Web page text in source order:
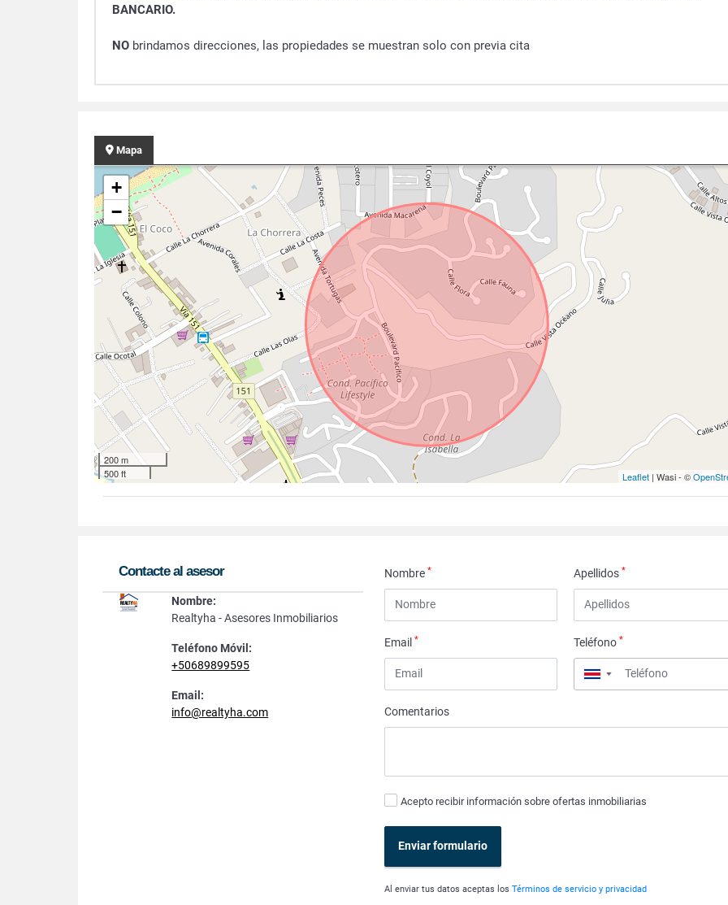
BANCARIO.
NO brindamos direcciones, las propiedades se muestran solo con previa cita
Mapa
+
−
200 m
500 ft
Leaflet | Wasi - ©
Contacte al asesor
Nombre:
Realtyha - Asesores Inmobiliarios
Teléfono Móvil:
+50689899595
Email:
info@realtyha.com
Nombre* Apellidos*
Email* Teléfono*
▼
Comentarios
Acepto recibir información sobre ofertas inmobiliarias
Enviar formulario
Al enviar tus datos aceptas losTérminos de servicio y privacidad